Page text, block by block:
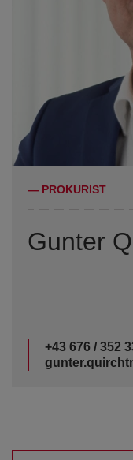
— PROKURIST
Gunter
+43 676 / 352